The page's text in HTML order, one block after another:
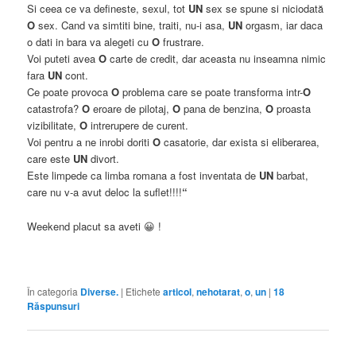
Si ceea ce va defineste, sexul, tot UN sex se spune si niciodată
O sex. Cand va simtiti bine, traiti, nu-i asa, UN orgasm, iar daca
o dati in bara va alegeti cuO frustrare.
Voi puteti aveaO carte de credit, dar aceasta nu inseamna nimic
fara UN cont.
Ce poate provocaO problema care se poate transforma intr-O
catastrofa?O eroare de pilotaj,O pana de benzina,O proasta
vizibilitate, O intrerupere de curent.
Voi pentru a ne inrobi doritiO casatorie, dar exista si eliberarea,
care este UN divort.
Este limpede ca limba romana a fost inventata de UN barbat,
care nu v-a avut deloc la suflet!!!!“
Weekend placut sa aveti 😀 !
În categoria Diverse. | Etichete articol,nehotarat,o,un |18
Răspunsuri